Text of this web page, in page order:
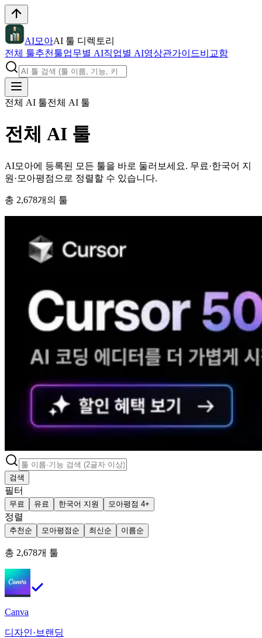
AI모아AI 툴 디렉토리
전체 툴추천툴업무별 AI직업별 AI영상관가이드비교함
전체 AI 툴전체 AI 툴
전체 AI 툴
AI모아에 등록된 모든 툴을 바로 둘러보세요. 무료·한국어 지
원·모아평점으로 정렬할 수 있습니다.
총 2,678개의 툴
검색
필터
무료 유료 한국어 지원 모아평점 4+
정렬
추천순 모아평점순 최신순 이름순
총 2,678개 툴
Canva
디자인·브랜딩